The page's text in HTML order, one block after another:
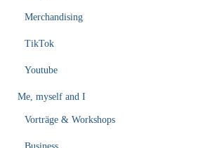
Merchandising
TikTok
Youtube
Me, myself and I
Vorträge & Workshops